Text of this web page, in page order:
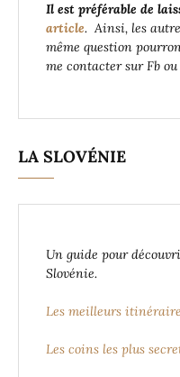
Il est préférable de
article. Ainsi, les
même question
me contacter sur Fb
LA SLOVÉNIE
Un guide pour
Slovénie.
Les meilleurs
Les coins les plus